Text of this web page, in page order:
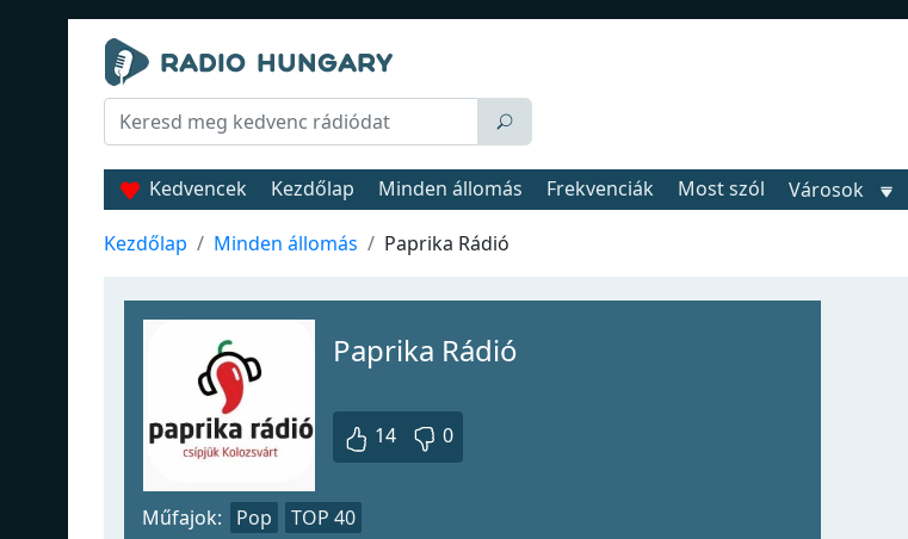
Kedvencek Kezdőlap Minden állomás Frekvenciák Most szól Városok
Kezdőlap Minden állomás Paprika Rádió
Paprika Rádió
14 0
Műfajok: Pop TOP 40